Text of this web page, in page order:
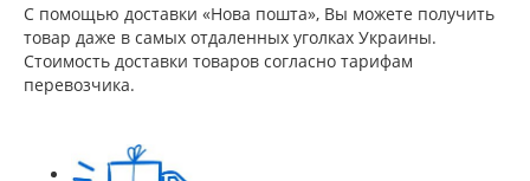
С помощью доставки «Нова пошта», Вы можете получить
товар даже в самых отдаленных уголках Украины.
Стоимость доставки товаров согласно тарифам
перевозчика.